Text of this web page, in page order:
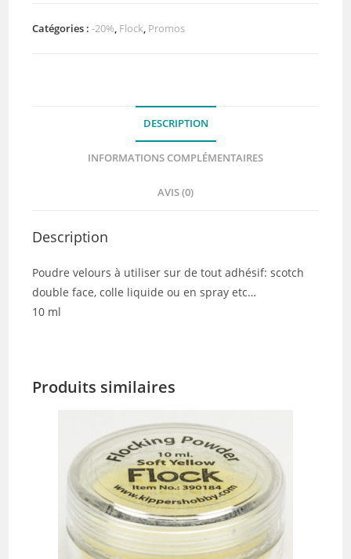
Pink
Catégories :-20%, Flock, Promos
DESCRIPTION
INFORMATIONS COMPLÉMENTAIRES
AVIS (0)
Description
Poudre velours à utiliser sur de tout adhésif: scotch
double face, colle liquide ou en spray etc…
10 ml
Produits similaires